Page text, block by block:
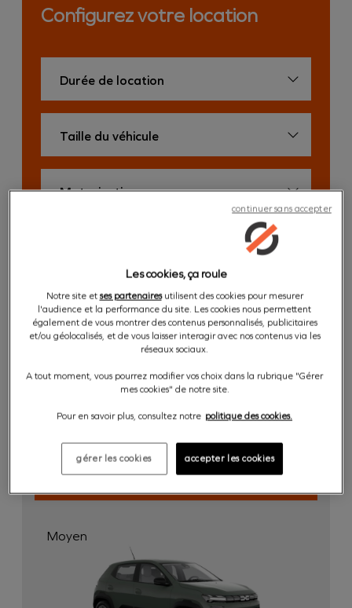
Configurez votre location
ZOE E-TECH ELECTRIC
Voir ce modèle
Moyen
Les cookies, ça roule
Notre site et ses partenairesutilisent des cookies pour mesurer
l'audience et la performance du site. Les cookies nous permettent
également de vous montrer des contenus personnalisés, publicitaires
et/ou géolocalisés, et de vous laisser interagir avec nos contenus via les
réseaux sociaux.
A tout moment, vous pourrez modifier vos choix dans la rubrique "Gérer
mes cookies" de notre site.
Pour en savoir plus, consultez notre politique des cookies.
accepter les cookies
gérer les cookies
continuer sans accepter